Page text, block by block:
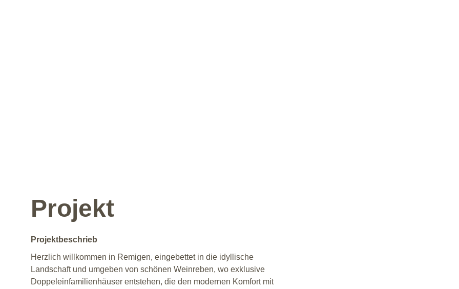
Projekt
Projektbeschrieb
Herzlich willkommen in Remigen, eingebettet in die idyllische
Landschaft und umgeben von schönen Weinreben, wo exklusive
Doppeleinfamilienhäuser entstehen, die den modernen Komfort mit